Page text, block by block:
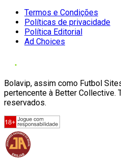
Termos e Condições
Políticas de privacidade
Política Editorial
Ad Choices
Bolavip, assim como Futbol
pertencente à Better Collective.
reservados.